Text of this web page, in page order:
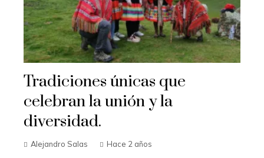
Tradiciones únicas que
celebran la unión y la
diversidad.
Alejandro Salas Hace 2 años